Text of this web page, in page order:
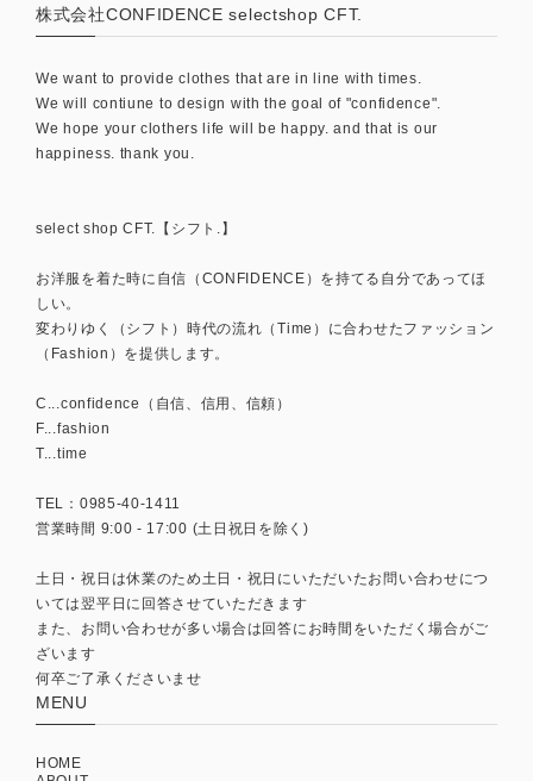
株式会社CONFIDENCE selectshop CFT.
We want to provide clothes that are in line with times.
We will contiune to design with the goal of "confidence".
We hope your clothers life will be happy. and that is our
happiness. thank you.
select shop CFT.【シフト.】
お洋服を着た時に自信（CONFIDENCE）を持てる自分であってほ
しい。
変わりゆく（シフト）時代の流れ（Time）に合わせたファッション
（Fashion）を提供します。
C...confidence（自信、信用、信頼）
F...fashion
T...time
TEL：0985-40-1411
営業時間 9:00 - 17:00 (土日祝日を除く)
土日・祝日は休業のため土日・祝日にいただいたお問い合わせにつ
いては翌平日に回答させていただきます
また、お問い合わせが多い場合は回答にお時間をいただく場合がご
ざいます
何卒ご了承くださいませ
MENU
HOME